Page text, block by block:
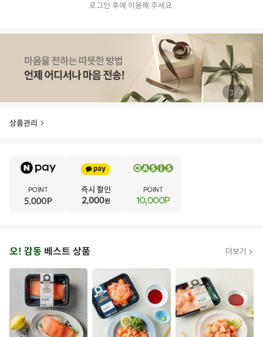
로그인 후에 이용해 주세요.
4 /4
상품관리
아
시
오! 감동 베스트 상품 더보기